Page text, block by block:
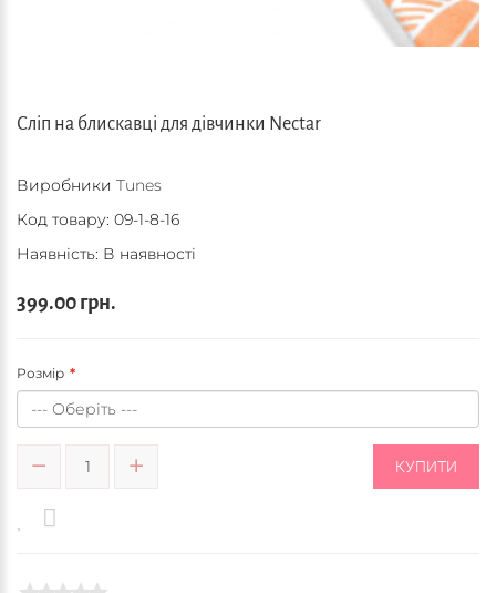
Сліп на блискавці для дівчинки Nectar
Виробники Tunes
Код товару: 09-1-8-16
Наявність: В наявності
399.00 грн.
Розмір
КУПИТИ